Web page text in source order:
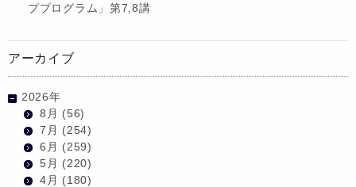
ププログラム」第7,8講
アーカイブ
2026年
8月 (56)
7月 (254)
6月 (259)
5月 (220)
4月 (180)